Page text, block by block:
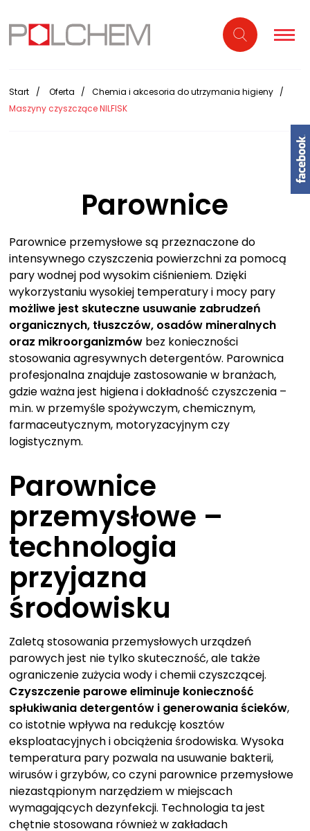
Start Oferta
Chemia i akcesoria do utrzymania higieny
Maszyny czyszczące NILFISK
Parownice
Parownice przemysłowe są przeznaczone do
intensywnego czyszczenia powierzchni za pomocą
pary wodnej pod wysokim ciśnieniem. Dzięki
wykorzystaniu wysokiej temperatury i mocy pary
możliwe jest skuteczne usuwanie zabrudzeń
organicznych, tłuszczów, osadów mineralnych
oraz mikroorganizmów bez konieczności
stosowania agresywnych detergentów. Parownica
profesjonalna znajduje zastosowanie w branżach,
gdzie ważna jest higiena i dokładność czyszczenia –
m.in. w przemyśle spożywczym, chemicznym,
farmaceutycznym, motoryzacyjnym czy
logistycznym.
Parownice
przemysłowe –
technologia
przyjazna
środowisku
Zaletą stosowania przemysłowych urządzeń
parowych jest nie tylko skuteczność, ale także
ograniczenie zużycia wody i chemii czyszczącej.
Czyszczenie parowe eliminuje konieczność
spłukiwania detergentów i generowania ścieków,
co istotnie wpływa na redukcję kosztów
eksploatacyjnych i obciążenia środowiska. Wysoka
temperatura pary pozwala na usuwanie bakterii,
wirusów i grzybów, co czyni parownice przemysłowe
niezastąpionym narzędziem w miejscach
wymagających dezynfekcji. Technologia ta jest
chętnie stosowana również w zakładach